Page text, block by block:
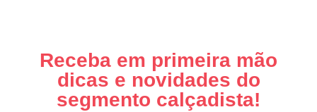
Receba em primeira mão
dicas e novidades do
segmento calçadista!